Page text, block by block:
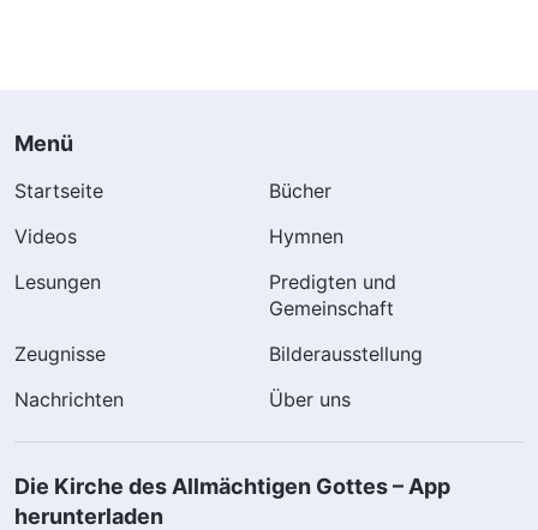
Menü
Startseite
Bücher
Videos
Hymnen
Lesungen
Predigten und
Gemeinschaft
Zeugnisse
Bilderausstellung
Nachrichten
Über uns
Die Kirche des Allmächtigen Gottes – App
herunterladen